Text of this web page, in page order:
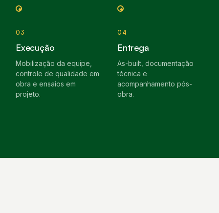
03
Execução
Mobilização da equipe,
controle de qualidade em
obra e ensaios em
projeto.
04
Entrega
As-built, documentação
técnica e
acompanhamento pós-
obra.